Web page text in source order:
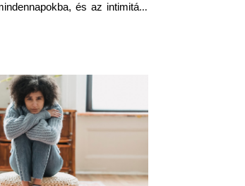
és az intimitást